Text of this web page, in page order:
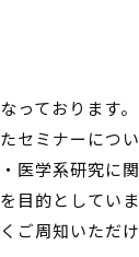
っております。
セミナーにつ
医学系研究に
目的としていま
ご周知いただけ